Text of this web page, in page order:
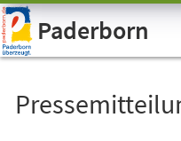
Visuelle
Assistenzsoftware
öffnen.Paderborn